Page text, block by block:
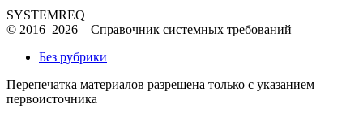
SYSTEMREQ
© 2016–2026 – Справочник системных требований
Без рубрики
Перепечатка материалов разрешена только с указанием
первоисточника